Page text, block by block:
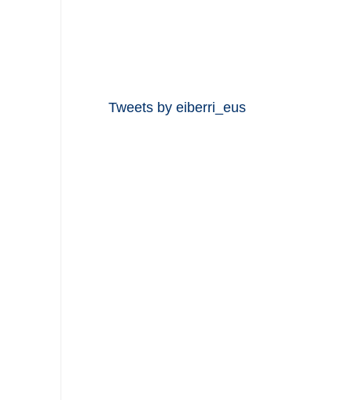
Tweets by eiberri_eus